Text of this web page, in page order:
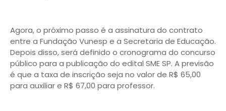
Agora, o próximo passo é a assinatura do contrato
entre a Fundação Vunesp e a Secretaria de Educação.
Depois disso, será definido o cronograma do concurso
público para a publicação do edital SME SP. A previsão
é que a taxa de inscrição seja no valor de R$ 65,00
para auxiliar e R$ 67,00 para professor.